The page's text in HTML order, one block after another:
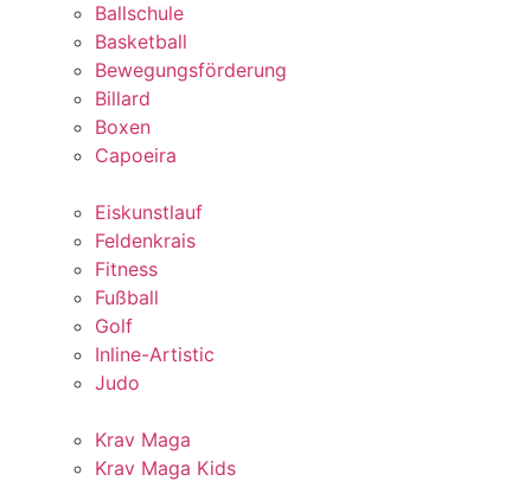
Ballschule
Basketball
Bewegungsförderung
Billard
Boxen
Capoeira
Eiskunstlauf
Feldenkrais
Fitness
Fußball
Golf
Inline-Artistic
Judo
Krav Maga
Krav Maga Kids